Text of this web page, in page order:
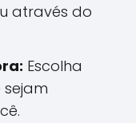
através do
Escolha